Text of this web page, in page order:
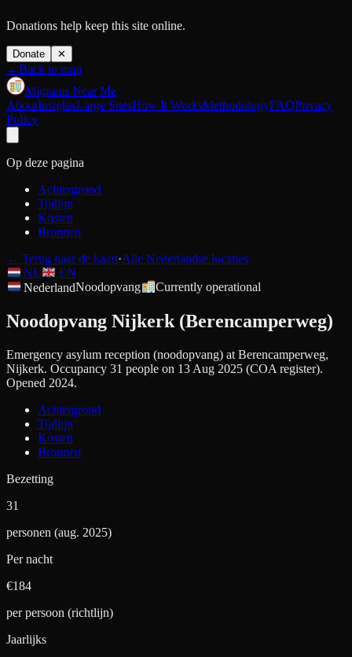
Donations help keep this site online.
Donate ✕
←Back to map
Migrants Near Me
AboutInsightsLarge SitesHow It WorksMethodologyFAQPrivacy
Policy
Op deze pagina
Achtergrond
Tijdlijn
Kosten
Bronnen
← Terug naar de kaart·Alle Nederlandse locaties
NL
EN
NederlandNoodopvang Currently operational
Noodopvang Nijkerk (Berencamperweg)
Emergency asylum reception (noodopvang) at Berencamperweg,
Nijkerk. Occupancy 31 people on 13 Aug 2025 (COA register).
Opened 2024.
Achtergrond
Tijdlijn
Kosten
Bronnen
Bezetting
31
personen (aug. 2025)
Per nacht
€184
per persoon (richtlijn)
Jaarlijks